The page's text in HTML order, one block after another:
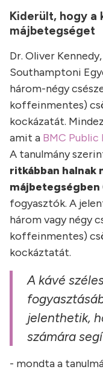
Kiderült, hogy a
májbetegséget
Dr. Oliver
Southamptoni
három-négy
koffeinmentes)
kockázatát.
amit a BMC
A tanulmány
ritkábban halnak
májbetegségben
fogyasztók. A
három vagy négy
koffeinmentes)
kockáztatát.
A kávé
jelenthetik,
számára
- mondta a